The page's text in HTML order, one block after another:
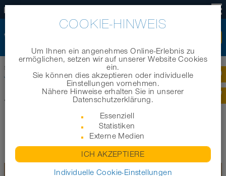
Startseite |NORRES ausgezeichnet als Lieferant des
Jahres 2018
NORRES AUSGEZEICHNET ALS
LIEFERANT DES JAHRES 2018
COOKIE-HINWEIS
Um Ihnen ein angenehmes Online-Erlebnis zu
ermöglichen, setzen wir auf unserer Website Cookies
ein.
Sie können dies akzeptieren oder individuelle
Einstellungen vornehmen.
Nähere Hinweise erhalten Sie in unserer
Datenschutzerklärung.
Essenziell
Statistiken
Externe Medien
ICH AKZEPTIERE
Individuelle Cookie-Einstellungen